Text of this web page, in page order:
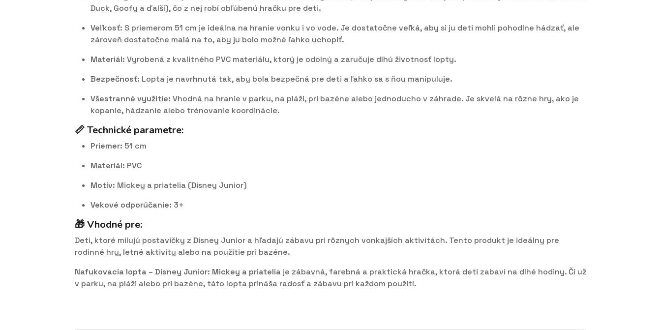
Duck, Goofy a ďalší), čo z nej robí obľúbenú hračku pre deti.
Veľkosť: S priemerom 51 cm je ideálna na hranie vonku i vo vode. Je dostatočne veľká, aby si ju deti mohli pohodlne hádzať, ale
zároveň dostatočne malá na to, aby ju bolo možné ľahko uchopiť.
Materiál: Vyrobená z kvalitného PVC materiálu, ktorý je odolný a zaručuje dlhú životnosť lopty.
Bezpečnosť: Lopta je navrhnutá tak, aby bola bezpečná pre deti a ľahko sa s ňou manipuluje.
Všestranné využitie: Vhodná na hranie v parku, na pláži, pri bazéne alebo jednoducho v záhrade. Je skvelá na rôzne hry, ako je
kopanie, hádzanie alebo trénovanie koordinácie.
📏 Technické parametre:
Priemer: 51 cm
Materiál: PVC
Motív: Mickey a priatelia (Disney Junior)
Vekové odporúčanie: 3+
🎁 Vhodné pre:
Deti, ktoré milujú postavičky z Disney Junior a hľadajú zábavu pri rôznych vonkajších aktivitách. Tento produkt je ideálny pre
rodinné hry, letné aktivity alebo na použitie pri bazéne.
Nafukovacia lopta – Disney Junior: Mickey a priatelia je zábavná, farebná a praktická hračka, ktorá deti zabaví na dlhé hodiny. Či už
v parku, na pláži alebo pri bazéne, táto lopta prináša radosť a zábavu pri každom použití.